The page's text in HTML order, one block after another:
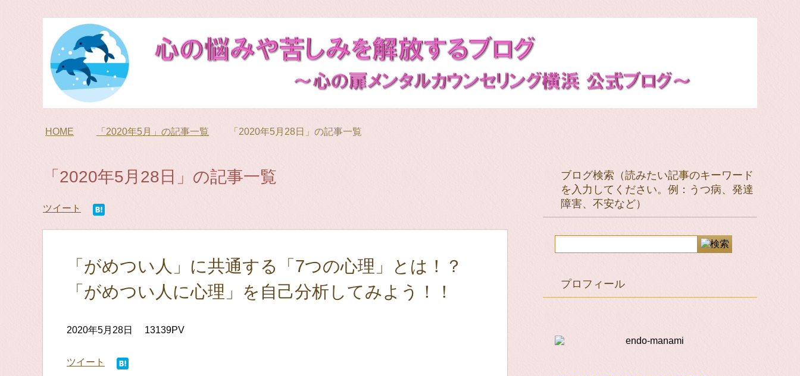
HOME 「2020年5月」の記事一覧 「2020年5月28日」の記事一覧
「2020年5月28日」の記事一覧
ツイート
「がめつい人」に共通する「7つの心理」とは！？
「がめつい人に心理」を自己分析してみよう！！
2020年5月28日 13139PV
ツイート
ブログ検索（読みたい記事のキーワード
を入力してください。例：うつ病、発達
障害、不安など）
プロフィール